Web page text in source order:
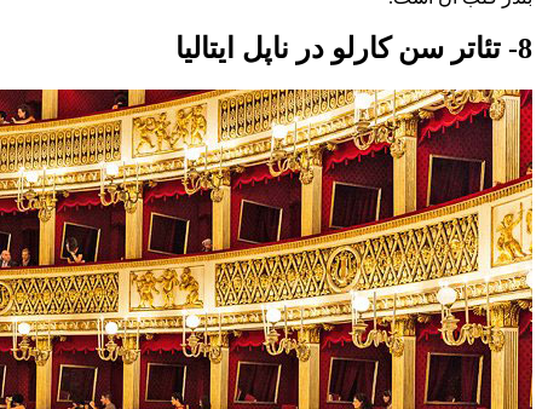
8- تئاتر سن کارلو در ناپل ایتالیا